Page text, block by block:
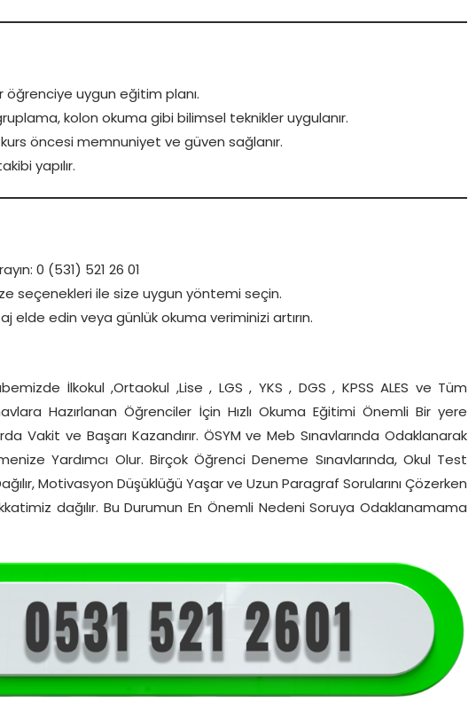
uygun eğitim planı.
kolon okuma gibi bilimsel teknikler uygulanır.
öncesi memnuniyet ve güven sağlanır.
yapılır.
0 (531) 521 26 01
seçenekleri ile size uygun yöntemi seçin.
elde edin veya günlük okuma veriminizi artırın.
İlkokul ,Ortaokul ,Lise , LGS , YKS , DGS , KPSS ALES ve Tüm
Hazırlanan Öğrenciler İçin Hızlı Okuma Eğitimi Önemli Bir yere
Vakit ve Başarı Kazandırır. ÖSYM ve Meb Sınavlarında Odaklanarak
Yardımcı Olur. Birçok Öğrenci Deneme Sınavlarında, Okul Test
Dağılır, Motivasyon Düşüklüğü Yaşar ve Uzun Paragraf Sorularını Çözerken
dağılır. Bu Durumun En Önemli Nedeni Soruya Odaklanamama